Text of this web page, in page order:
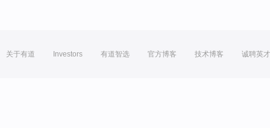
关于有道 Investors 有道智选 官方博客 技术博客 诚聘英才